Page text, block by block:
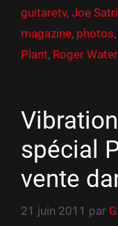
guitaretv, Joe
magazine, photos,
Plant, Roger
spécial
vente
21 juin 2011 par